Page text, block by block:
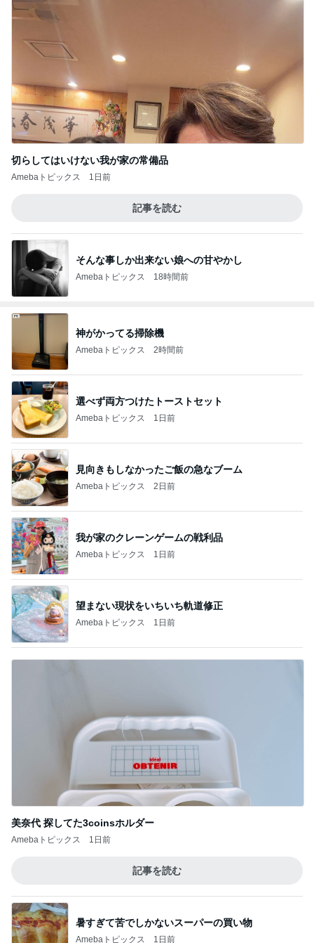
切らしてはいけない我が家の常備品
Amebaトピックス 1日前
記事を読む
そんな事しか出来ない娘への甘やかし
Amebaトピックス 18時間前
神がかってる掃除機
Amebaトピックス 2時間前
選べず両方つけたトーストセット
Amebaトピックス 1日前
見向きもしなかったご飯の急なブーム
Amebaトピックス 2日前
我が家のクレーンゲームの戦利品
Amebaトピックス 1日前
望まない現状をいちいち軌道修正
Amebaトピックス 1日前
美奈代 探してた3coinsホルダー
Amebaトピックス 1日前
記事を読む
暑すぎて苦でしかないスーパーの買い物
Amebaトピックス 1日前